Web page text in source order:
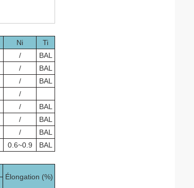
Ni
Ti
/
BAL
/
BAL
/
BAL
/
/
BAL
/
BAL
/
BAL
0.6~0.9 BAL
Élongation (%)